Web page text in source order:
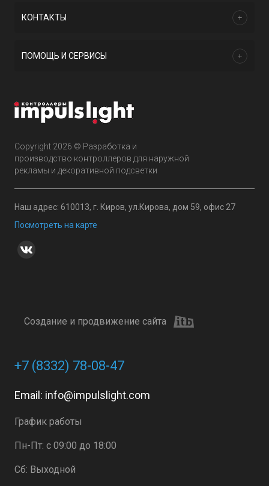
Copyright 2026 © Разработка и
производство контроллеров для наружной
рекламы и декоративной подсветки
Наш адрес: 610013, г. Киров, ул.Кирова, дом 59, офис 27
Посмотреть на карте
Создание и продвижение сайта
КОНТАКТЫ
ПОМОЩЬ И СЕРВИСЫ
+7 (8332) 78-08-47
Email: info@impulslight.com
График работы
Пн-Пт: с 09:00 до 18:00
Сб: Выходной